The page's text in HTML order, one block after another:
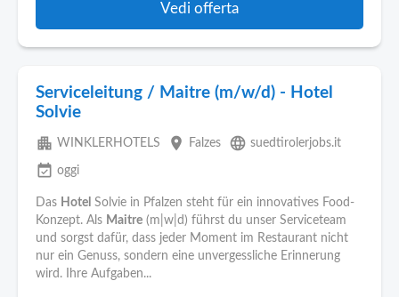
Vedi offerta
Serviceleitung / Maitre (m/w/d) - Hotel
Solvie
apartment WINKLERHOTELS place Falzes language suedtirolerjobs.it
event_available oggi
Das Hotel Solvie in Pfalzen steht für ein innovatives Food-
Konzept. Als Maitre (m|w|d) führst du unser Serviceteam
und sorgst dafür, dass jeder Moment im Restaurant nicht
nur ein Genuss, sondern eine unvergessliche Erinnerung
wird. Ihre Aufgaben...